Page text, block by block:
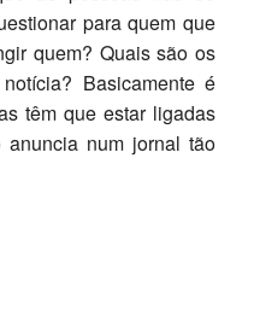
para quem que
quem? Quais são os
Basicamente é
têm que estar ligadas
num jornal tão